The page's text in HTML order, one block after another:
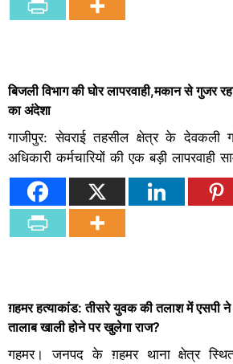
बिजली विभाग की घोर लापरवाही,मकान से गुजर
का अंदेशा
गाजीपुर: सेवराई तहसील क्षेत्र के देवकली
अधिकारी कर्मचारियों की एक बड़ी
ग़हमर हत्याकांड: तीसरे युवक की तलाश में एसपी
तालाब खाली होने पर खुलेगा राज?
गहमर। जनपद के ग़हमर थाना क्षेत्र